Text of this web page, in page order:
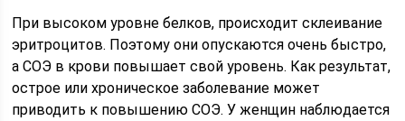
При высоком уровне белков, происходит склеивание
эритроцитов. Поэтому они опускаются очень быстро,
а СОЭ в крови повышает свой уровень. Как результат,
острое или хроническое заболевание может
приводить к повышению СОЭ. У женщин наблюдается